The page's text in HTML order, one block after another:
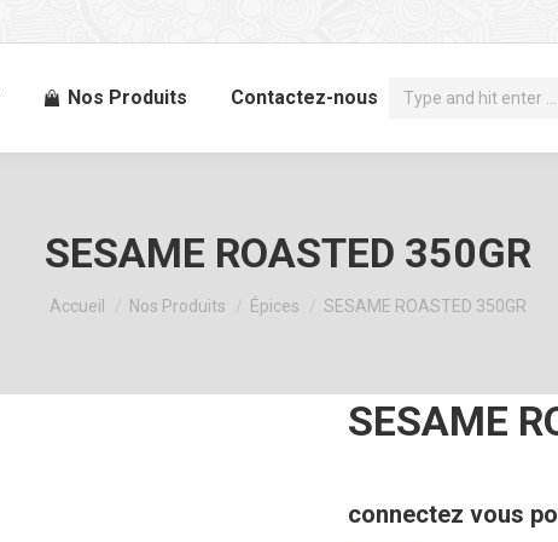
Nos Produits Contactez-nous
Recherche
SESAME ROASTED 350GR
Vous êtes ici :
Accueil Nos Produits Épices SESAME ROASTED 350GR
SESAME
connectez vous